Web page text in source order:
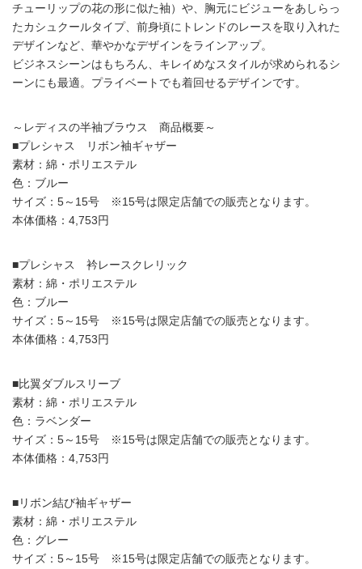
チューリップの花の形に似た袖）や、胸元にビジューをあしらっ
たカシュクールタイプ、前身頃にトレンドのレースを取り入れた
デザインなど、華やかなデザインをラインアップ。
ビジネスシーンはもちろん、キレイめなスタイルが求められるシ
ーンにも最適。プライベートでも着回せるデザインです。
～レディスの半袖ブラウス 商品概要～
■プレシャス リボン袖ギャザー
素材：綿・ポリエステル
色：ブルー
サイズ：5～15号 ※15号は限定店舗での販売となります。
本体価格：4,753円
■プレシャス 衿レースクレリック
素材：綿・ポリエステル
色：ブルー
サイズ：5～15号 ※15号は限定店舗での販売となります。
本体価格：4,753円
■比翼ダブルスリーブ
素材：綿・ポリエステル
色：ラベンダー
サイズ：5～15号 ※15号は限定店舗での販売となります。
本体価格：4,753円
■リボン結び袖ギャザー
素材：綿・ポリエステル
色：グレー
サイズ：5～15号 ※15号は限定店舗での販売となります。